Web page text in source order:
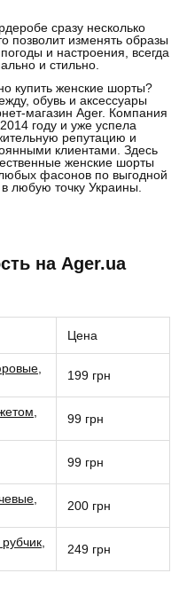
сразу несколько
позволит изменять образы
и настроения, всегда
и стильно.
купить женские шорты?
обувь и аксессуары
магазин Ager. Компания
году и уже успела
репутацию и
клиентами. Здесь
женские шорты
фасонов по выгодной
в любую точку Украины.
на Ager.ua
Цена
199 грн
99 грн
99 грн
200 грн
249 грн